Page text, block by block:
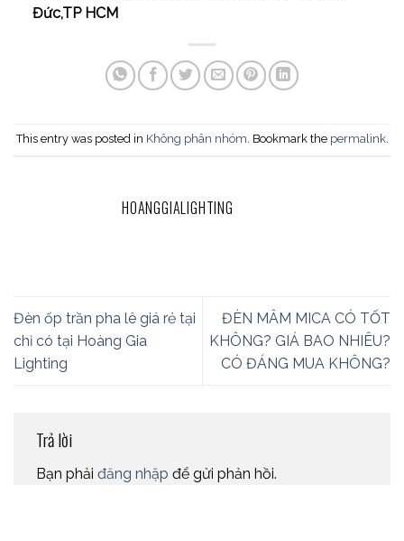
Đức,TP HCM
This entry was posted in Không phân nhóm. Bookmark the permalink.
HOANGGIALIGHTING
Đèn ốp trần pha lê giá rẻ tại
chỉ có tại Hoàng Gia
Lighting
ĐÈN MÂM MICA CÓ TỐT
KHÔNG? GIÁ BAO NHIÊU?
CÓ ĐÁNG MUA KHÔNG?
Trả lời
Bạn phải đăng nhập để gửi phản hồi.